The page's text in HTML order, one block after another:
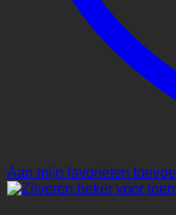
Aan mijn favorieten